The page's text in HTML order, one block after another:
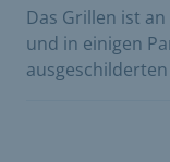
Das Grillen ist
und in einigen